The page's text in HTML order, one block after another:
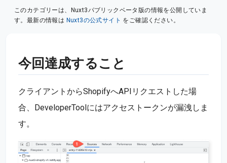
このカテゴリーは、Nuxt3パブリックベータ版の情報を公開していま
す。最新の情報は Nuxt3の公式サイト をご確認ください。
今回達成すること
クライアントからShopifyへAPIリクエストした場
合、DeveloperToolにはアクセストークンが漏洩しま
す。